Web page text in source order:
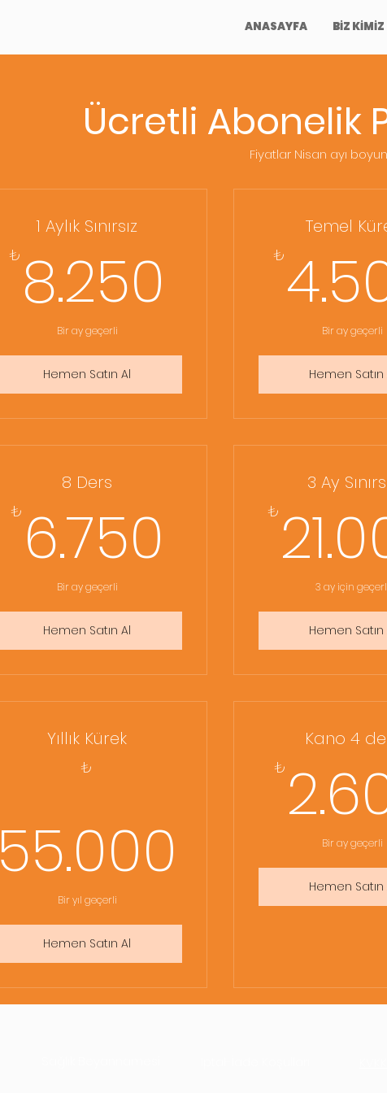
ANASAYFA BİZ KİMİZ
Ücretli Abonelik
1 Aylık Sınırsız
₺ 8.250 8.250₺
Bir ay geçerli
Hemen Satın Al
Temel
₺
Bir ay geçerli
Hemen Satın
8 Ders
₺ 6.750 6.750₺
Bir ay geçerli
Hemen Satın Al
3 Ay
₺
3 ay için
Hemen Satın
Yıllık Kürek
₺
55.000
Bir yıl geçerli
Hemen Satın Al
Kano 4
₺
Bir ay geçerli
Hemen Satın
Fiyatlar Nisan ayı